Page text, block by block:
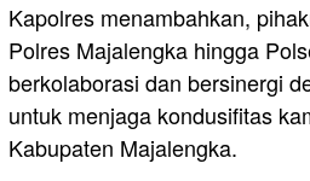
Kapolres menambahkan,
Polres Majalengka hingga
berkolaborasi dan bersinergi
untuk menjaga kondusifitas
Kabupaten Majalengka.